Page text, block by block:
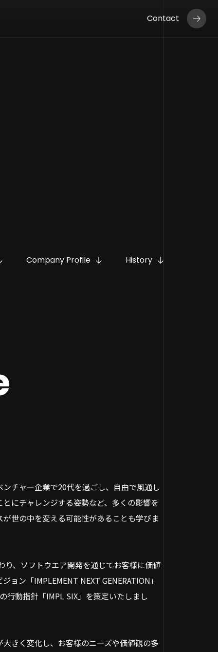
Contact
Company Profile History
チャー企業で20代を過ごし、自由で風通し
にチャレンジする姿勢など、多くの影響を
世の中を変える可能性があることも学びま
、ソフトウエア開発を通じてお客様に価値
ン「IMPLEMENT NEXT GENERATION」
行動指針「IMPL SIX」を策定いたしまし
きく変化し、お客様のニーズや価値観の多